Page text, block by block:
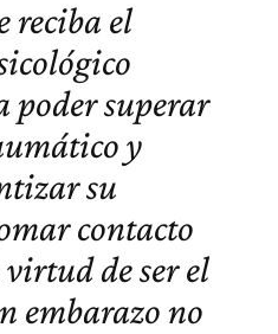
reciba el
poder superar
y
su
contacto
de ser el
embarazo no